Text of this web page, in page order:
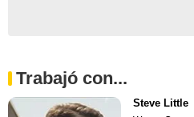
Trabajó con...
Steve Little